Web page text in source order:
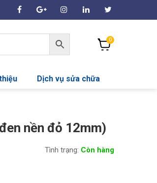
0
Dịch vụ sửa chữa
nền đỏ 12mm)
Tình trạng: Còn hàng